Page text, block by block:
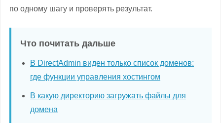
по одному шагу и проверять результат.
Что почитать дальше
В DirectAdmin виден только список доменов:
где функции управления хостингом
В какую директорию загружать файлы для
домена